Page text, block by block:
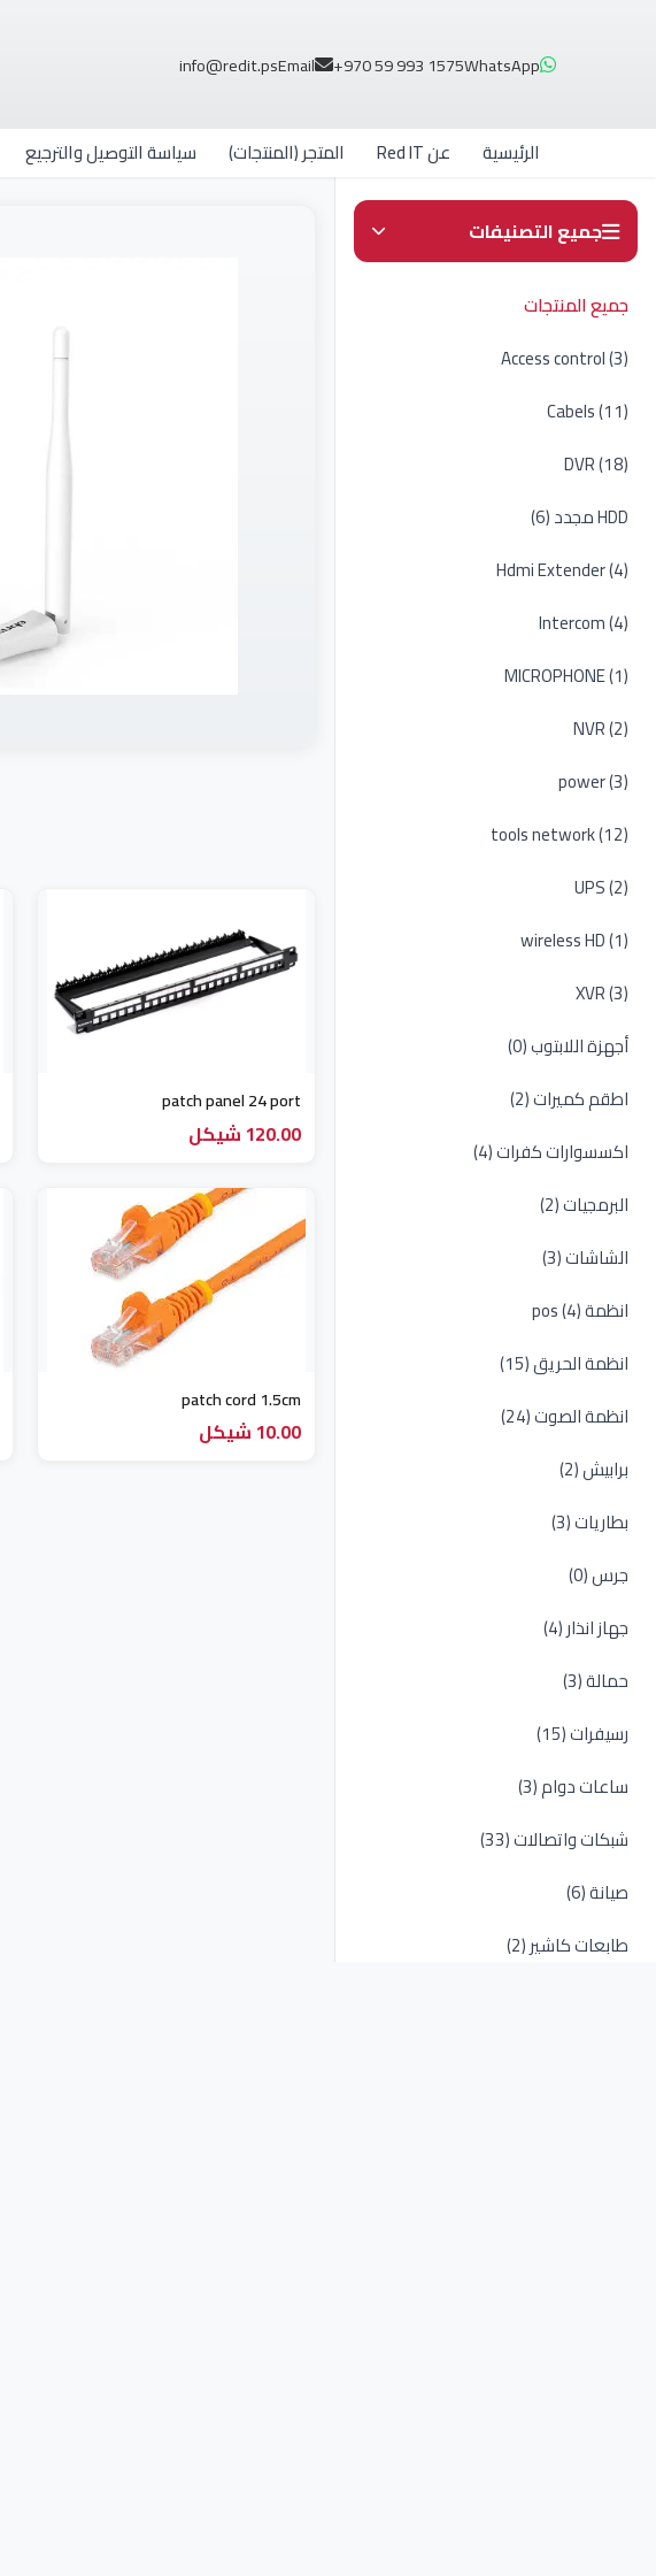
WhatsApp
+970 59 993 1575
Email
info@redit.ps
الرئيسية عن Red IT المتجر (المنتجات) سياسة التوصيل والترجيع
جميع التصنيفات
جميع المنتجات
Access control (3)
Cabels (11)
DVR (18)
HDD مجدد (6)
Hdmi Extender (4)
Intercom (4)
MICROPHONE (1)
NVR (2)
power (3)
tools network (12)
UPS (2)
wireless HD (1)
XVR (3)
أجهزة اللابتوب (0)
اطقم كميرات (2)
اكسسوارات كفرات (4)
البرمجيات (2)
الشاشات (3)
انظمة pos (4)
انظمة الحريق (15)
انظمة الصوت (24)
برابيش (2)
بطاريات (3)
جرس (0)
جهاز انذار (4)
حمالة (3)
رسيفرات (15)
ساعات دوام (3)
شبكات واتصالات (33)
صيانة (6)
طابعات كاشير (2)
patch panel 24 port
120.00 شيكل
patch cord 1.5cm
10.00 شيكل